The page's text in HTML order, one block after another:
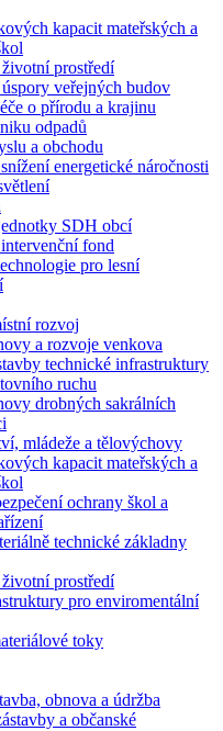
kapacit mateřských a
prostředí
veřejných budov
o přírodu a krajinu
odpadů
a obchodu
energetické náročnosti
SDH obcí
fond
pro lesní
rozvoj
a rozvoje venkova
technické infrastruktury
ruchu
drobných sakrálních
mládeže a tělovýchovy
kapacit mateřských a
ochrany škol a
technické základny
prostředí
pro enviromentální
toky
obnova a údržba
a občanské